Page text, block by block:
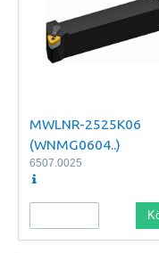
MWLNR-2525K06
(WNMG0604..)
6507.0025